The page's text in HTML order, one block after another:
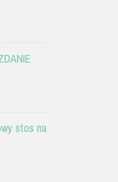
stos na